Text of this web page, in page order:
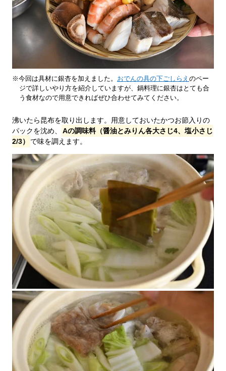
※今回は具材に銀杏を加えました。 おでんの具の下ごしらえ のペー
ジで詳しいやり方を紹介していますが、鍋料理に銀杏はとても合
う食材なので用意できればぜひ合わせてみてください。
沸いたら昆布を取り出します。用意しておいたかつお節入りの
パックを沈め、
Aの調味料（醤油とみりん各大さじ4、塩小さじ
2/3）
で味を調えます。